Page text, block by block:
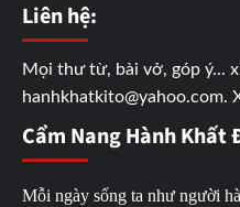
Liên hệ:
Mọi thư từ, bài vở, góp ý...
hanhkhatkito@yahoo.com.
Cẩm Nang Hành Khất
Mỗi ngày sống ta như người